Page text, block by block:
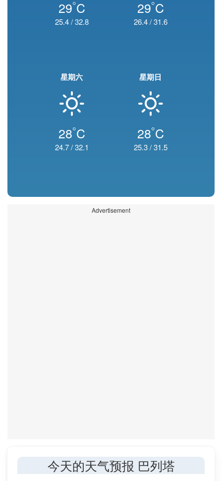
29°C
25.4/32.8
29°C
26.4/31.6
星期六
28°C
24.7/32.1
星期日
28°C
25.3/31.5
Advertisement
今天的天气预报 巴列塔